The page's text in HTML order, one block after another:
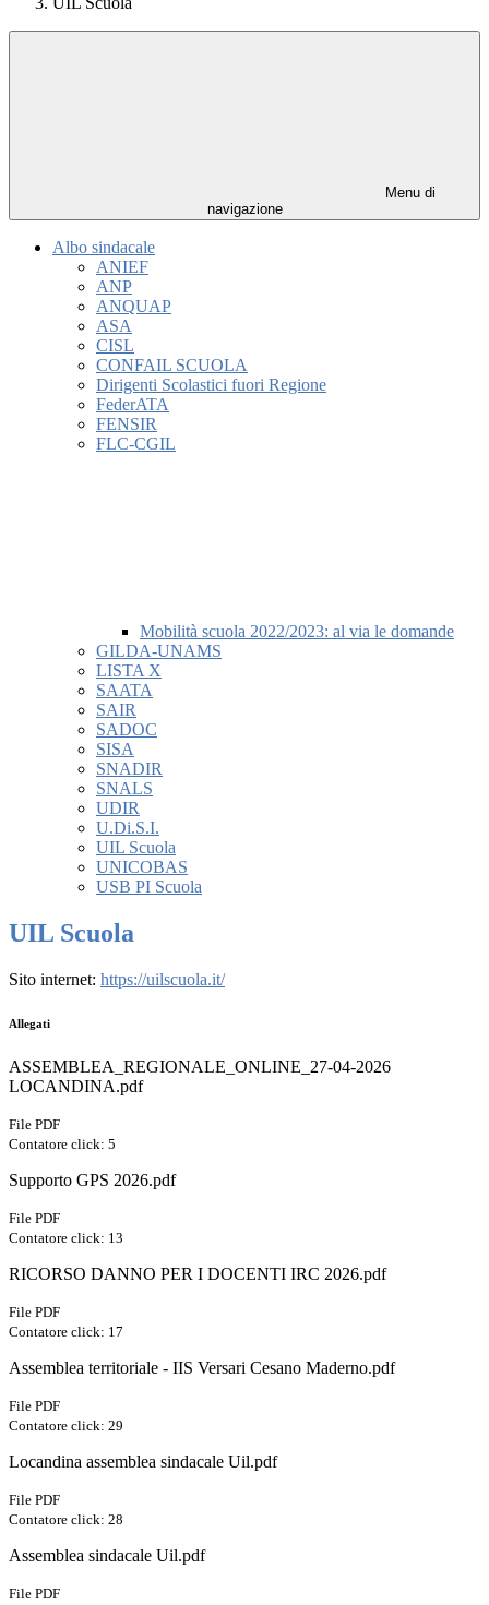
Menu di
navigazione
Albo sindacale
ANIEF
ANP
ANQUAP
ASA
CISL
CONFAIL SCUOLA
Dirigenti Scolastici fuori Regione
FederATA
FENSIR
FLC-CGIL
Mobilità scuola 2022/2023: al via le domande
GILDA-UNAMS
LISTA X
SAATA
SAIR
SADOC
SISA
SNADIR
SNALS
UDIR
U.Di.S.I.
UIL Scuola
UNICOBAS
USB PI Scuola
UIL Scuola
Sito internet: https://uilscuola.it/
Allegati
ASSEMBLEA_REGIONALE_ONLINE_27-04-2026
LOCANDINA.pdf
File PDF
Contatore click: 5
Supporto GPS 2026.pdf
File PDF
Contatore click: 13
RICORSO DANNO PER I DOCENTI IRC 2026.pdf
File PDF
Contatore click: 17
Assemblea territoriale - IIS Versari Cesano Maderno.pdf
File PDF
Contatore click: 29
Locandina assemblea sindacale Uil.pdf
File PDF
Contatore click: 28
Assemblea sindacale Uil.pdf
File PDF